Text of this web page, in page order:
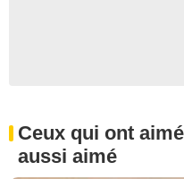
Ceux qui ont
aussi aimé